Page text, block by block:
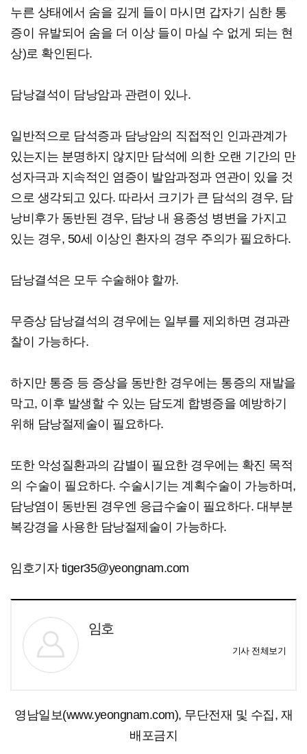
누른 상태에서 숨을 깊게 들이 마시면 갑자기 심한 통
증이 유발되어 숨을 더 이상 들이 마실 수 없게 되는 현
상)로 확인된다.
담낭결석이 담낭암과 관련이 있나.
일반적으로 담석증과 담낭암의 직접적인 인과관계가
있는지는 분명하지 않지만 담석에 의한 오랜 기간의 만
성자극과 지속적인 염증이 발암과정과 연관이 있을 것
으로 생각되고 있다. 따라서 크기가 큰 담석의 경우, 담
낭비후가 동반된 경우, 담낭 내 용종성 병변을 가지고
있는 경우, 50세 이상인 환자의 경우 주의가 필요하다.
담낭결석은 모두 수술해야 할까.
무증상 담낭결석의 경우에는 일부를 제외하면 경과관
찰이 가능하다.
하지만 통증 등 증상을 동반한 경우에는 통증의 재발을
막고, 이후 발생할 수 있는 담도계 합병증을 예방하기
위해 담낭절제술이 필요하다.
또한 악성질환과의 감별이 필요한 경우에는 확진 목적
의 수술이 필요하다. 수술시기는 계획수술이 가능하며,
담낭염이 동반된 경우엔 응급수술이 필요하다. 대부분
복강경을 사용한 담낭절제술이 가능하다.
임호기자 tiger35@yeongnam.com
임호
기사 전체보기
영남일보(www.yeongnam.com), 무단전재 및 수집, 재
배포금지